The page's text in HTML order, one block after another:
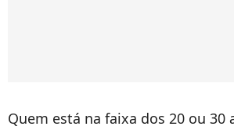
Quem está na faixa dos 20 ou 30